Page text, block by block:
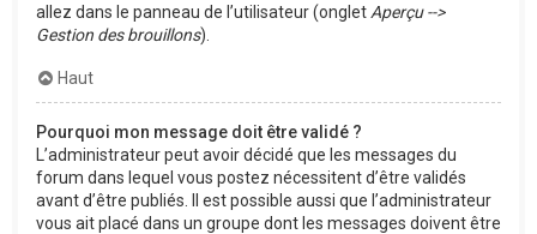
allez dans le panneau de l’utilisateur (onglet Aperçu -->
Gestion des brouillons).
Haut
Pourquoi mon message doit être validé ?
L’administrateur peut avoir décidé que les messages du
forum dans lequel vous postez nécessitent d’être validés
avant d’être publiés. Il est possible aussi que l’administrateur
vous ait placé dans un groupe dont les messages doivent être